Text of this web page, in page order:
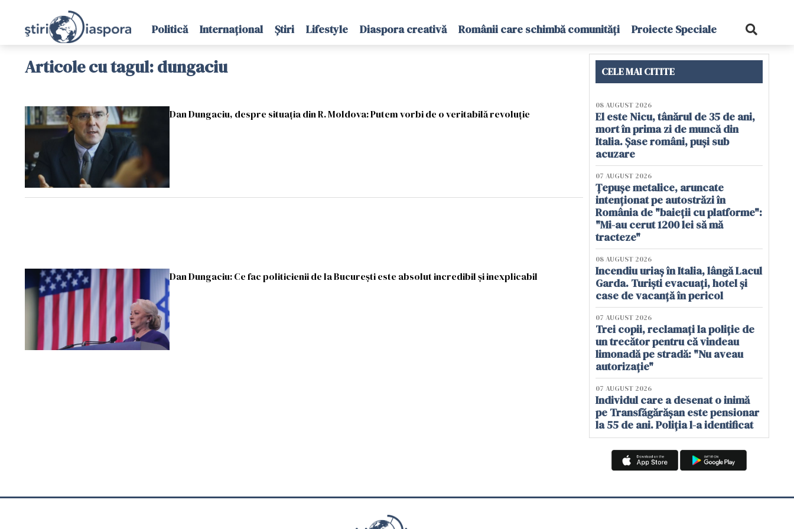
Politică Internațional Știri Lifestyle Diaspora creativă Românii care schimbă comunități Proiecte Speciale
Articole cu tagul: dungaciu
Dan Dungaciu, despre situația din R. Moldova: Putem vorbi de o veritabilă revoluție
Dan Dungaciu: Ce fac politicienii de la București este absolut incredibil și inexplicabil
CELE MAI CITITE
08 AUGUST 2026
El este Nicu, tânărul de 35 de ani,
mort în prima zi de muncă din
Italia. Șase români, puși sub
acuzare
07 AUGUST 2026
Țepușe metalice, aruncate
intenționat pe autostrăzi în
România de "baieții cu platforme":
"Mi-au cerut 1200 lei să mă
tracteze"
08 AUGUST 2026
Incendiu uriaș în Italia, lângă Lacul
Garda. Turiști evacuați, hotel și
case de vacanță în pericol
07 AUGUST 2026
Trei copii, reclamați la poliție de
un trecător pentru că vindeau
limonadă pe stradă: "Nu aveau
autorizație"
07 AUGUST 2026
Individul care a desenat o inimă
pe Transfăgărășan este pensionar
la 55 de ani. Poliția l-a identificat